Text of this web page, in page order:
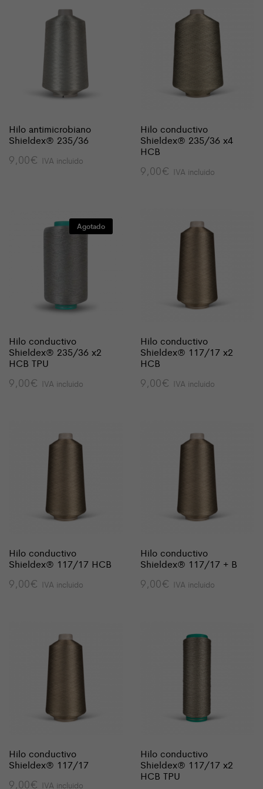
Hilo antimicrobiano
Shieldex® 235/36
9,00€ IVA incluido
Hilo conductivo
Shieldex® 235/36 x4
HCB
9,00€ IVA incluido
Agotado
Hilo conductivo
Shieldex® 235/36 x2
HCB TPU
9,00€ IVA incluido
Hilo conductivo
Shieldex® 117/17 x2
HCB
9,00€ IVA incluido
Hilo conductivo
Shieldex® 117/17 HCB
9,00€ IVA incluido
Hilo conductivo
Shieldex® 117/17 + B
9,00€ IVA incluido
Hilo conductivo
Shieldex® 117/17
9,00€ IVA incluido
Hilo conductivo
Shieldex® 117/17 x2
HCB TPU